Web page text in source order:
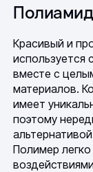
Красивый и
вместе с
материалов.
имеет
поэтому
Полимер